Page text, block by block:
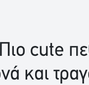
cute
και